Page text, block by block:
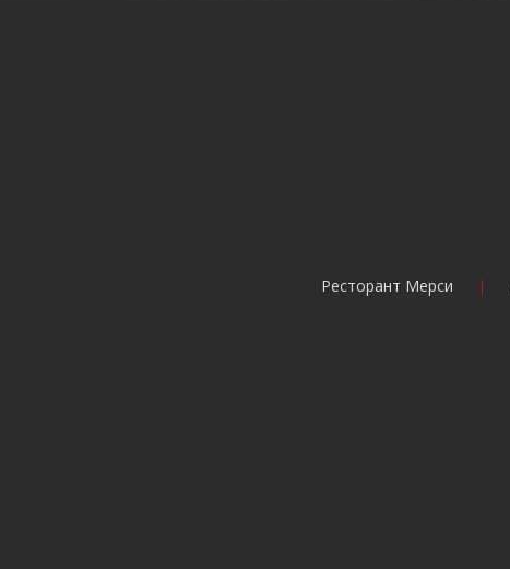
Ресторант Мерси